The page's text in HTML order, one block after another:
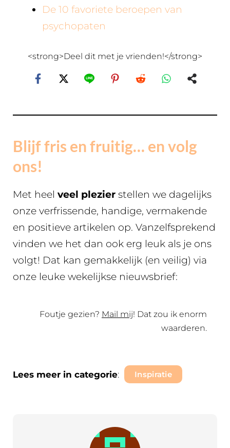
De 10 favoriete beroepen van
psychopaten
<strong>Deel dit met je vrienden!</strong>
Blijf fris en fruitig… en volg
ons!
Met heel veel plezier stellen we dagelijks
onze verfrissende, handige, vermakende
en positieve artikelen op. Vanzelfsprekend
vinden we het dan ook erg leuk als je ons
volgt! Dat kan gemakkelijk (en veilig) via
onze leuke wekelijkse nieuwsbrief:
Foutje gezien? Mail mij! Dat zou ik enorm
waarderen.
Lees meer in categorie: Inspiratie